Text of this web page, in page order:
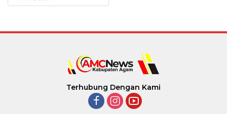
Terhubung Dengan Kami